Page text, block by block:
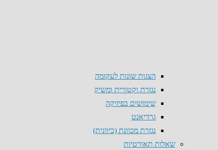
הצגות שונות לעקומה
נגזרת וקטורית ומשיק
שימושים בפיזיקה
גרדיאנט
נגזרת מכוונת (כיוונית)
שאלות תאורטיות